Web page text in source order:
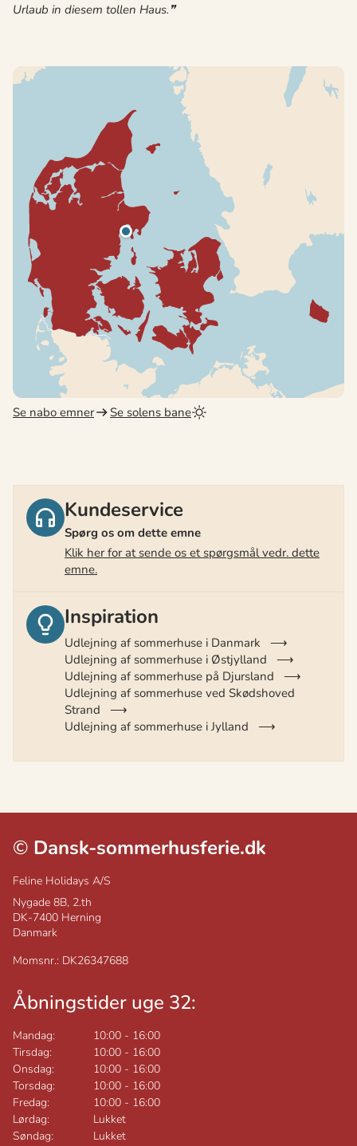
Urlaub in diesem tollen Haus.
Se nabo emner Se solens bane
Kundeservice
Spørg os om dette emne
Klik her for at sende os et spørgsmål vedr. dette
emne.
Inspiration
Udlejning af sommerhuse i Danmark
Udlejning af sommerhuse i Østjylland
Udlejning af sommerhuse på Djursland
Udlejning af sommerhuse ved Skødshoved
Strand
Udlejning af sommerhuse i Jylland
© Dansk-sommerhusferie.dk
Feline Holidays A/S
Nygade 8B, 2.th
DK-7400 Herning
Danmark
Momsnr.: DK26347688
Åbningstider uge 32:
Mandag: 10:00 - 16:00
Tirsdag:
10:00 - 16:00
Onsdag:
10:00 - 16:00
Torsdag:
10:00 - 16:00
Fredag:
10:00 - 16:00
Lørdag:
Lukket
Søndag:
Lukket